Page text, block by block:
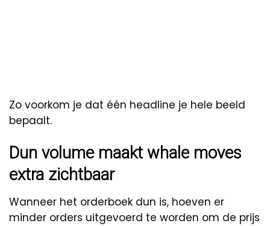
Zo voorkom je dat één headline je hele beeld
bepaalt.
Dun volume maakt whale moves
extra zichtbaar
Wanneer het orderboek dun is, hoeven er
minder orders uitgevoerd te worden om de prijs